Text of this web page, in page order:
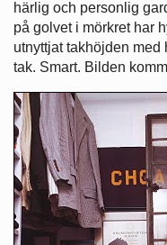
härlig och personlig
på golvet i mörkret har
utnyttjat takhöjden med
tak. Smart. Bilden